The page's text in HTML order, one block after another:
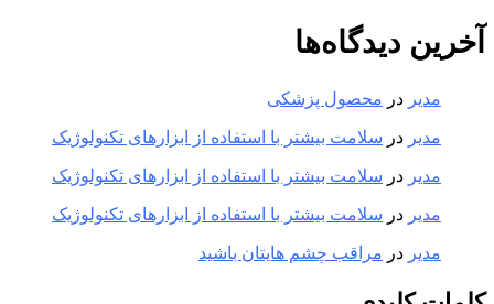
آخرین دیدگاه‌ها
مدیر در محصول پزشکی
مدیر در سلامت بیشتر با استفاده از ابزارهای تکنولوژیک
مدیر در سلامت بیشتر با استفاده از ابزارهای تکنولوژیک
مدیر در سلامت بیشتر با استفاده از ابزارهای تکنولوژیک
مدیر در مراقب چشم هایتان باشید